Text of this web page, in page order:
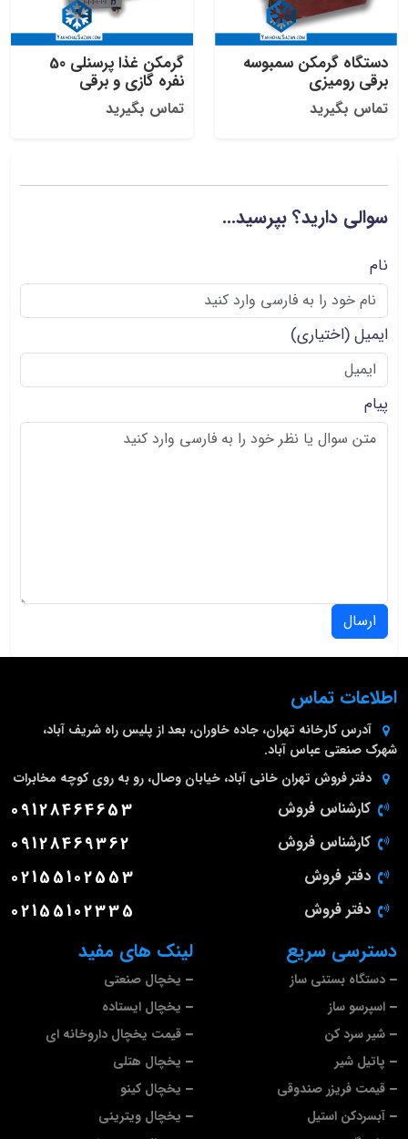
دستگاه گرمکن سمبوسه
برقی رومیزی
تماس بگیرید
گرمکن غذا پرسنلی 50
نفره گازی و برقی
تماس بگیرید
سوالی دارید؟ بپرسید...
نام
ایمیل(اختیاری)
پیام
ارسال
لینک های مفید
یخچال صنعتی
یخچال ایستاده
قیمت یخچال داروخانه ای
یخچال هتلی
یخچال کینو
یخچال ویترینی
دسترسی سریع
دستگاه بستنی ساز
اسپرسو ساز
شیر سرد کن
پاتیل شیر
قیمت فریزر صندوقی
آبسردکن استیل
اطلاعات تماس
آدرس کارخانه تهران، جاده خاوران، بعد از پلیس راه شریف آباد،
شهرک صنعتی عباس آباد.
دفتر فروش تهران خانی آباد، خیابان وصال، رو به روی کوچه مخابرات
کارشناس فروش 09128464653
کارشناس فروش 09128469362
دفتر فروش 02155102553
دفتر فروش 02155102335